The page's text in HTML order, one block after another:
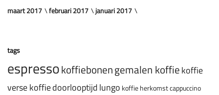
maart 2017
februari 2017 januari 2017
tags
espressokoffiebonengemalen koffiekoffie
verse koffiedoorlooptijdlungo koffie herkomstcappuccino